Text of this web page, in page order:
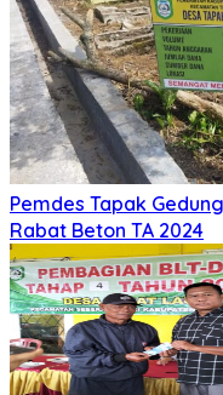
Pemdes Tapak
Rabat Beton TA 2024